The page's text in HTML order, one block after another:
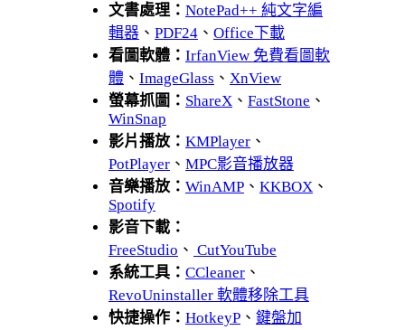
文書處理： NotePad++ 純文字編
輯器 、 PDF24 、 Office下載
看圖軟體： IrfanView 免費看圖軟
體 、 ImageGlass 、 XnView
螢幕抓圖： ShareX 、 FastStone 、
WinSnap
影片播放： KMPlayer 、
PotPlayer 、 MPC影音播放器
音樂播放： WinAMP 、 KKBOX 、
Spotify
影音下載：
FreeStudio 、 CutYouTube
系統工具： CCleaner 、
RevoUninstaller 軟體移除工具
快捷操作： HotkeyP 、 鍵盤加